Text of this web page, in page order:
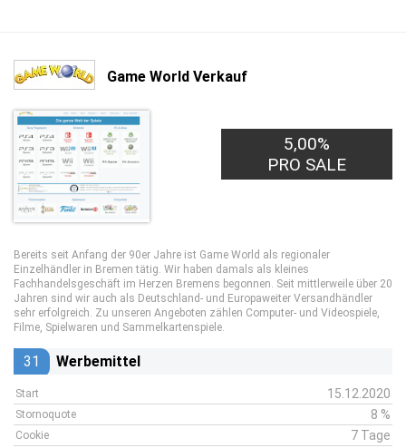
Game World Verkauf
5,00%
PRO SALE
Bereits seit Anfang der 90er Jahre ist Game World als regionaler
Einzelhändler in Bremen tätig. Wir haben damals als kleines
Fachhandelsgeschäft im Herzen Bremens begonnen. Seit mittlerweile über 20
Jahren sind wir auch als Deutschland- und Europaweiter Versandhändler
sehr erfolgreich. Zu unseren Angeboten zählen Computer- und Videospiele,
Filme, Spielwaren und Sammelkartenspiele.
31 Werbemittel
Start 15.12.2020
Stornoquote 8 %
Cookie 7 Tage